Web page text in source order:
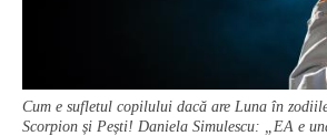
Cum e sufletul copilului dacă are Luna în
Scorpion și Pești! Daniela Simulescu: „EA e